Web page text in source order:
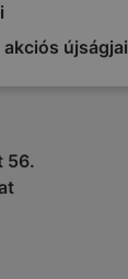
újságjai
56.